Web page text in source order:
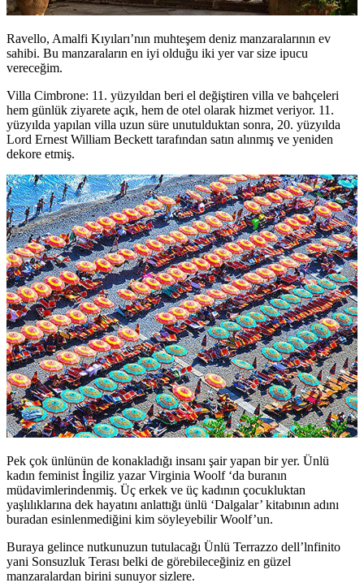
Ravello, Amalfi Kıyıları’nın muhteşem deniz manzaralarının ev
sahibi. Bu manzaraların en iyi olduğu iki yer var size ipucu
vereceğim.
Villa Cimbrone: 11. yüzyıldan beri el değiştiren villa ve bahçeleri
hem günlük ziyarete açık, hem de otel olarak hizmet veriyor. 11.
yüzyılda yapılan villa uzun süre unutulduktan sonra, 20. yüzyılda
Lord Ernest William Beckett tarafından satın alınmış ve yeniden
dekore etmiş.
Pek çok ünlünün de konakladığı insanı şair yapan bir yer. Ünlü
kadın feminist İngiliz yazar Virginia Woolf ‘da buranın
müdavimlerindenmiş. Üç erkek ve üç kadının çocukluktan
yaşlılıklarına dek hayatını anlattığı ünlü ‘Dalgalar’ kitabının adını
buradan esinlenmediğini kim söyleyebilir Woolf’un.
Buraya gelince nutkunuzun tutulacağı Ünlü Terrazzo dell’lnfinito
yani Sonsuzluk Terası belki de görebileceğiniz en güzel
manzaralardan birini sunuyor sizlere.